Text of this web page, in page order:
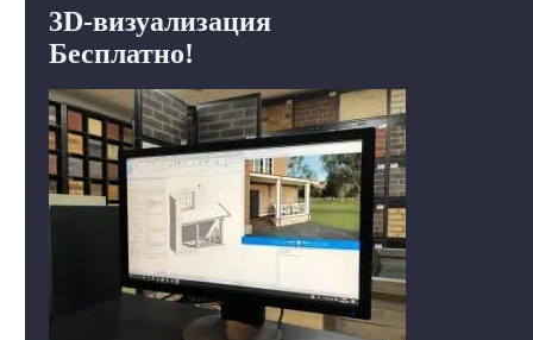
3D-визуализация
Бесплатно!